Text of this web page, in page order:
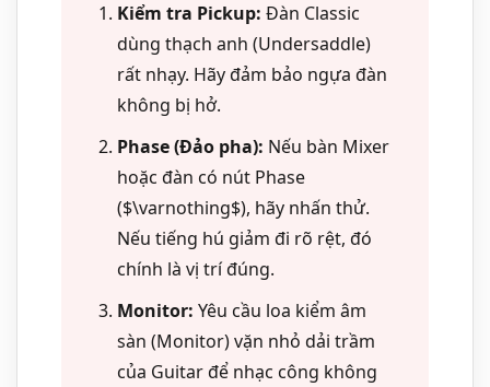
Kiểm tra Pickup: Đàn Classic
dùng thạch anh (Undersaddle)
rất nhạy. Hãy đảm bảo ngựa đàn
không bị hở.
Phase (Đảo pha): Nếu bàn Mixer
hoặc đàn có nút Phase
($\varnothing$), hãy nhấn thử.
Nếu tiếng hú giảm đi rõ rệt, đó
chính là vị trí đúng.
Monitor: Yêu cầu loa kiểm âm
sàn (Monitor) vặn nhỏ dải trầm
của Guitar để nhạc công không